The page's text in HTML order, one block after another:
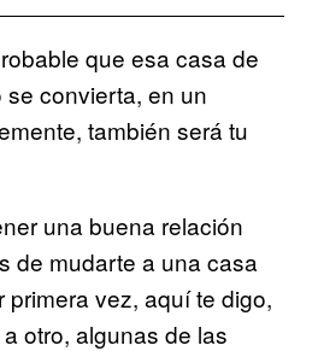
que esa casa de
convierta, en un
también será tu
una buena relación
de mudarte a una casa
vez, aquí te digo,
otro, algunas de las